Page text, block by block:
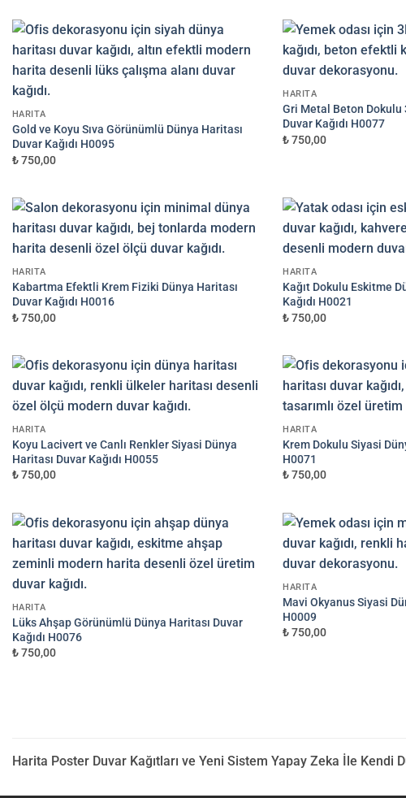
Görseliniz baskıya alınmadan önce ölçüye göre
✓ Sipariş
HARITA
Gold ve Koyu Sıva Görünümlü Dünya Haritası
Duvar Kağıdı H0095
₺ 750,00
HARITA
Gri Metal Beton Dokulu
Duvar Kağıdı H0077
₺ 750,00
HARITA
Kabartma Efektli Krem Fiziki Dünya Haritası
Duvar Kağıdı H0016
₺ 750,00
HARITA
Kağıt Dokulu Eskitme
Kağıdı H0021
₺ 750,00
HARITA
Koyu Lacivert ve Canlı Renkler Siyasi Dünya
Haritası Duvar Kağıdı H0055
₺ 750,00
HARITA
Krem Dokulu Siyasi
H0071
₺ 750,00
HARITA
Lüks Ahşap Görünümlü Dünya Haritası Duvar
Kağıdı H0076
₺ 750,00
HARITA
Mavi Okyanus Siyasi
H0009
₺ 750,00
Harita Poster Duvar Kağıtları ve Yeni Sistem Yapay Zeka İle Kendi